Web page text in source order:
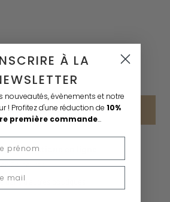
AU PANIER 85 €
àBoutique en ligne
24 heures
d'autres boutiques
À LA
nouveautés, évènements et notre
!Profitez d'une réduction de 10%
première commande...